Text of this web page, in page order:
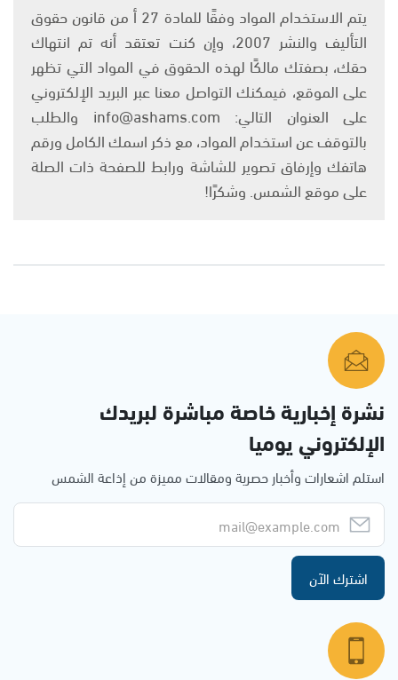
يتم الاستخدام المواد وفقًا للمادة 27 أ من قانون حقوق
التأليف والنشر 2007، وإن كنت تعتقد أنه تم انتهاك
حقك، بصفتك مالكًا لهذه الحقوق في المواد التي تظهر
على الموقع، فيمكنك التواصل معنا عبر البريد الإلكتروني
على العنوان التالي: info@ashams.com والطلب
بالتوقف عن استخدام المواد، مع ذكر اسمك الكامل ورقم
هاتفك وإرفاق تصوير للشاشة ورابط للصفحة ذات الصلة
على موقع الشمس. وشكرًا!
نشرة إخبارية خاصة مباشرة لبريدك
الإلكتروني يوميا
استلم اشعارات وأخبار حصرية ومقالات مميزة من إذاعة الشمس
اشترك الآن